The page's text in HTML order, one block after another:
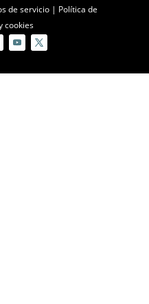
de servicio| Política de
cookies